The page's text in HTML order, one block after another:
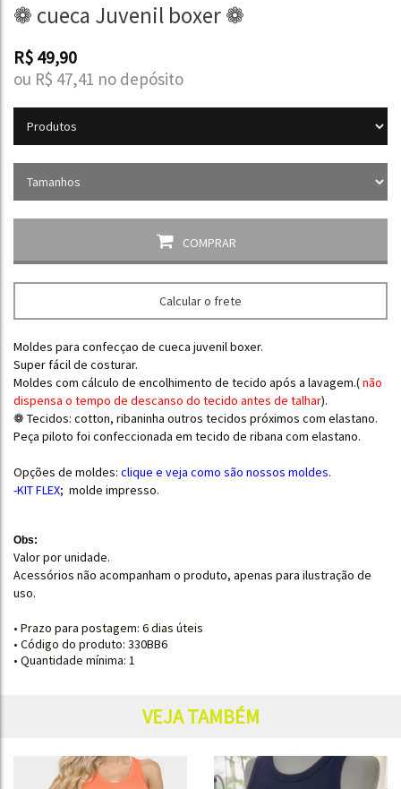
❁ cueca Juvenil boxer ❁
R$ 49,90
ou R$ 47,41 no depósito
COMPRAR
Calcular o frete
Moldes para confecçao de cueca juvenil boxer.
Super fácil de costurar.
Moldes com cálculo de encolhimento de tecido após a lavagem.(não
dispensa o tempo de descanso do tecido antes de talhar).
❁ Tecidos: cotton, ribaninha outros tecidos próximos com elastano.
Peça piloto foi confeccionada em tecido de ribana com elastano.
Opções de moldes: clique e veja como são nossos moldes.
-KIT FLEX; molde impresso.
Obs:
Valor por unidade.
Acessórios não acompanham o produto, apenas para ilustração de
uso.
• Prazo para postagem: 6 dias úteis
• Código do produto: 330BB6
• Quantidade mínima: 1
VEJA TAMBÉM